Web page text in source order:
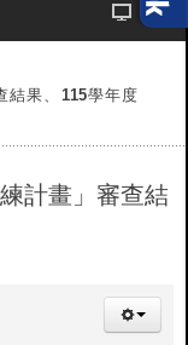
結果、115學年度
計畫」審查結